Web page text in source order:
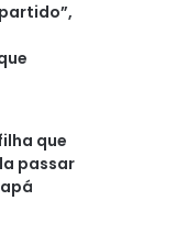
que
passar